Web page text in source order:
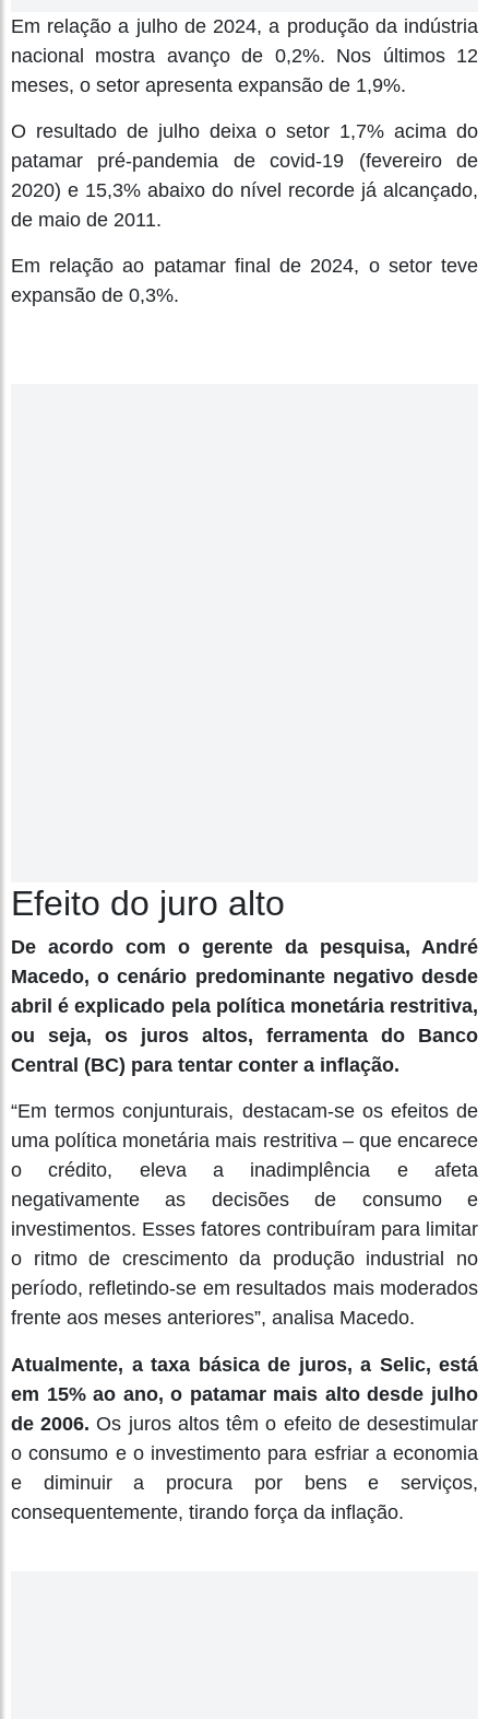
Em relação a julho de 2024, a produção da indústria
nacional mostra avanço de 0,2%. Nos últimos 12
meses, o setor apresenta expansão de 1,9%.
O resultado de julho deixa o setor 1,7% acima do
patamar pré-pandemia de covid-19 (fevereiro de
2020) e 15,3% abaixo do nível recorde já alcançado,
de maio de 2011.
Em relação ao patamar final de 2024, o setor teve
expansão de 0,3%.
Efeito do juro alto
De acordo com o gerente da pesquisa, André
Macedo, o cenário predominante negativo desde
abril é explicado pela política monetária restritiva,
ou seja, os juros altos, ferramenta do Banco
Central (BC) para tentar conter a inflação.
“Em termos conjunturais, destacam-se os efeitos de
uma política monetária mais restritiva – que encarece
o crédito, eleva a inadimplência e afeta
negativamente as decisões de consumo e
investimentos. Esses fatores contribuíram para limitar
o ritmo de crescimento da produção industrial no
período, refletindo-se em resultados mais moderados
frente aos meses anteriores”, analisa Macedo.
Atualmente, a taxa básica de juros, a Selic, está
em 15% ao ano, o patamar mais alto desde julho
de 2006. Os juros altos têm o efeito de desestimular
o consumo e o investimento para esfriar a economia
e diminuir a procura por bens e serviços,
consequentemente, tirando força da inflação.